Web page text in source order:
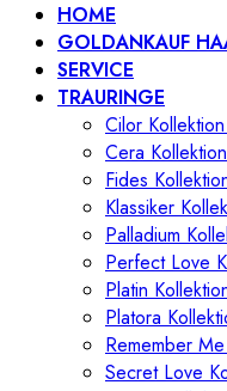
HOME
GOLDANKAUF
SERVICE
TRAURINGE
Cilor
Cera
Fides
Klassiker
Palladium
Perfect Love
Platin
Platora
Remember
Secret Love